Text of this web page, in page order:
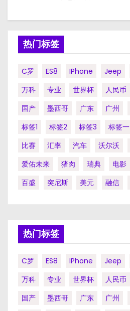
热门标签
C罗 ES8 IPhone Jeep
万科
专业 世界杯 人民币
国产
墨西哥 广东 广州
标签1
标签2 标签3 标签一
比赛
汇率 汽车 沃尔沃
爱佑未来
猪肉 瑞典 电影
百盛
突尼斯 美元 融信
热门标签
C罗 ES8 IPhone Jeep
万科
专业 世界杯 人民币
国产
墨西哥 广东 广州